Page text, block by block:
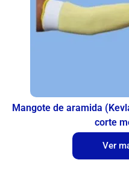
Mangote de aramida
corte
Ver